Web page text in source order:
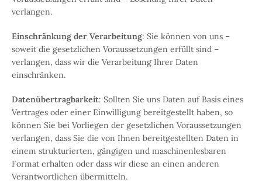
verlangen.
Einschränkung der Verarbeitung: Sie können von uns –
soweit die gesetzlichen Voraussetzungen erfüllt sind –
verlangen, dass wir die Verarbeitung Ihrer Daten
einschränken.
Datenübertragbarkeit: Sollten Sie uns Daten auf Basis eines
Vertrages oder einer Einwilligung bereitgestellt haben, so
können Sie bei Vorliegen der gesetzlichen Voraussetzungen
verlangen, dass Sie die von Ihnen bereitgestellten Daten in
einem strukturierten, gängigen und maschinenlesbaren
Format erhalten oder dass wir diese an einen anderen
Verantwortlichen übermitteln.